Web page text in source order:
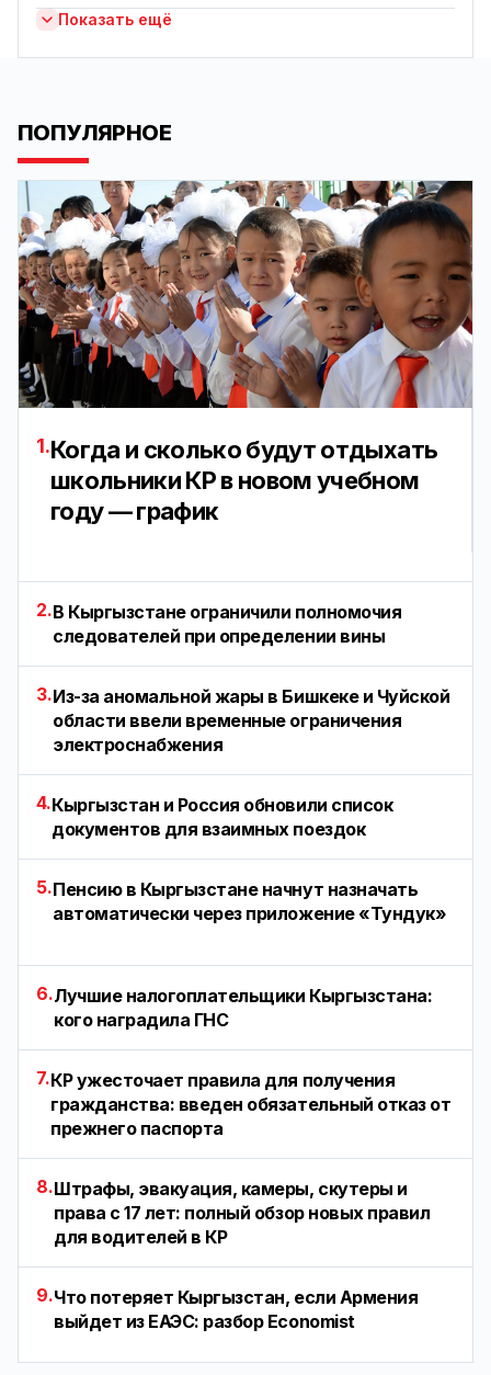
Показать ещё
ПОПУЛЯРНОЕ
1.Когда и сколько будут отдыхать
школьники КР в новом учебном
году — график
2.В Кыргызстане ограничили полномочия
следователей при определении вины
3.Из-за аномальной жары в Бишкеке и Чуйской
области ввели временные ограничения
электроснабжения
4.Кыргызстан и Россия обновили список
документов для взаимных поездок
5.Пенсию в Кыргызстане начнут назначать
автоматически через приложение «Тундук»
6.Лучшие налогоплательщики Кыргызстана:
кого наградила ГНС
7.КР ужесточает правила для получения
гражданства: введен обязательный отказ от
прежнего паспорта
8.Штрафы, эвакуация, камеры, скутеры и
права с 17 лет: полный обзор новых правил
для водителей в КР
9.Что потеряет Кыргызстан, если Армения
выйдет из ЕАЭС: разбор Economist